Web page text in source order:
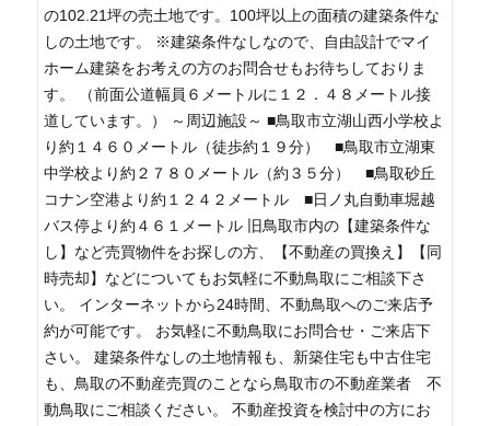
の102.21坪の売土地です。100坪以上の面積の建築条件な
しの土地です。 ※建築条件なしなので、自由設計でマイ
ホーム建築をお考えの方のお問合せもお待ちしておりま
す。 （前面公道幅員６メートルに１２．４８メートル接
道しています。） ～周辺施設～ ■鳥取市立湖山西小学校よ
り約１４６０メートル（徒歩約１９分） ■鳥取市立湖東
中学校より約２７８０メートル（約３５分） ■鳥取砂丘
コナン空港より約１２４２メートル ■日ノ丸自動車堀越
バス停より約４６１メートル 旧鳥取市内の【建築条件な
し】など売買物件をお探しの方、【不動産の買換え】【同
時売却】などについてもお気軽に不動鳥取にご相談下さ
い。 インターネットから24時間、不動鳥取へのご来店予
約が可能です。 お気軽に不動鳥取にお問合せ・ご来店下
さい。 建築条件なしの土地情報も、新築住宅も中古住宅
も、鳥取の不動産売買のことなら鳥取市の不動産業者 不
動鳥取にご相談ください。 不動産投資を検討中の方にお